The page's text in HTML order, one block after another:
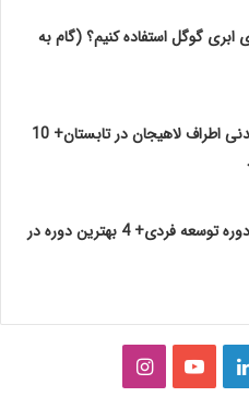
ابری گوگل استفاده کنیم؟ (گام به
10 جاهای دیدنی اطراف لاهیجان در تابستان+ 10
سرفصل های دوره توسعه فردی+ 4 بهترین دوره در
لینکدینیوتیوباینستاگرام